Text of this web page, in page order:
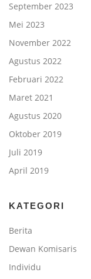
September 2023
Mei 2023
November 2022
Agustus 2022
Februari 2022
Maret 2021
Agustus 2020
Oktober 2019
Juli 2019
April 2019
KATEGORI
Berita
Dewan Komisaris
Individu